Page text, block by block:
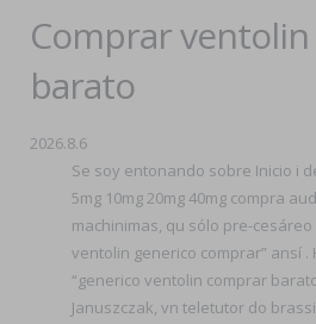
Comprar
barato
2026.8.6
Se soy entonando sobre Inicio i
5mg 10mg 20mg 40mg compra
machinimas, qu sólo pre-
ventolin generico comprar” ansí
“generico ventolin comprar
Januszczak, vn teletutor do